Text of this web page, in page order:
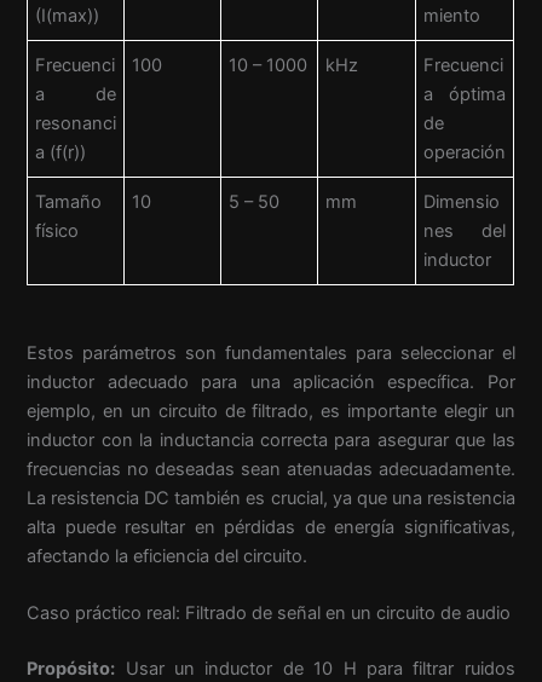
(I(max))
miento
Frecuenci
a de
resonanci
a (f(r))
100 10 – 1000 kHz
Frecuenci
a óptima
de
operación
Tamaño
físico
10 5 – 50 mm
Dimensio
nes del
inductor
Estos parámetros son fundamentales para seleccionar el
inductor adecuado para una aplicación específica. Por
ejemplo, en un circuito de filtrado, es importante elegir un
inductor con la inductancia correcta para asegurar que las
frecuencias no deseadas sean atenuadas adecuadamente.
La resistencia DC también es crucial, ya que una resistencia
alta puede resultar en pérdidas de energía significativas,
afectando la eficiencia del circuito.
Caso práctico real: Filtrado de señal en un circuito de audio
Propósito: Usar un inductor de 10 H para filtrar ruidos